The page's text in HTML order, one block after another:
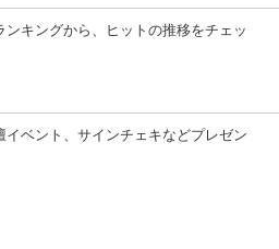
ンキングから、ヒットの推移をチェッ
イベント、サインチェキなどプレゼン